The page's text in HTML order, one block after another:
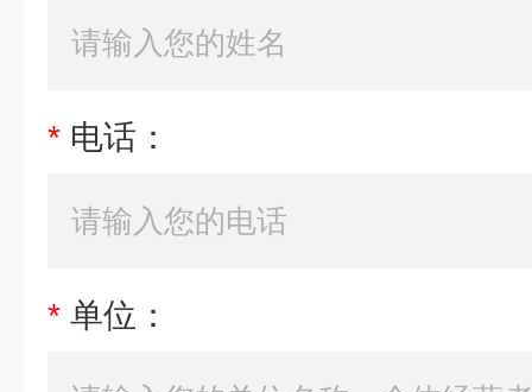
* 电话：
* 单位：